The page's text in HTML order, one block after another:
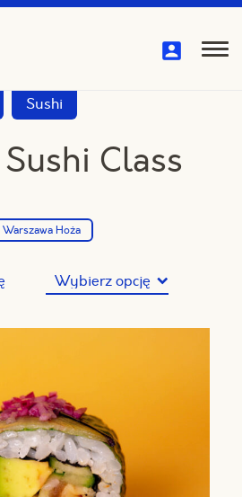
Class
Sushi
Warszawa Hoża